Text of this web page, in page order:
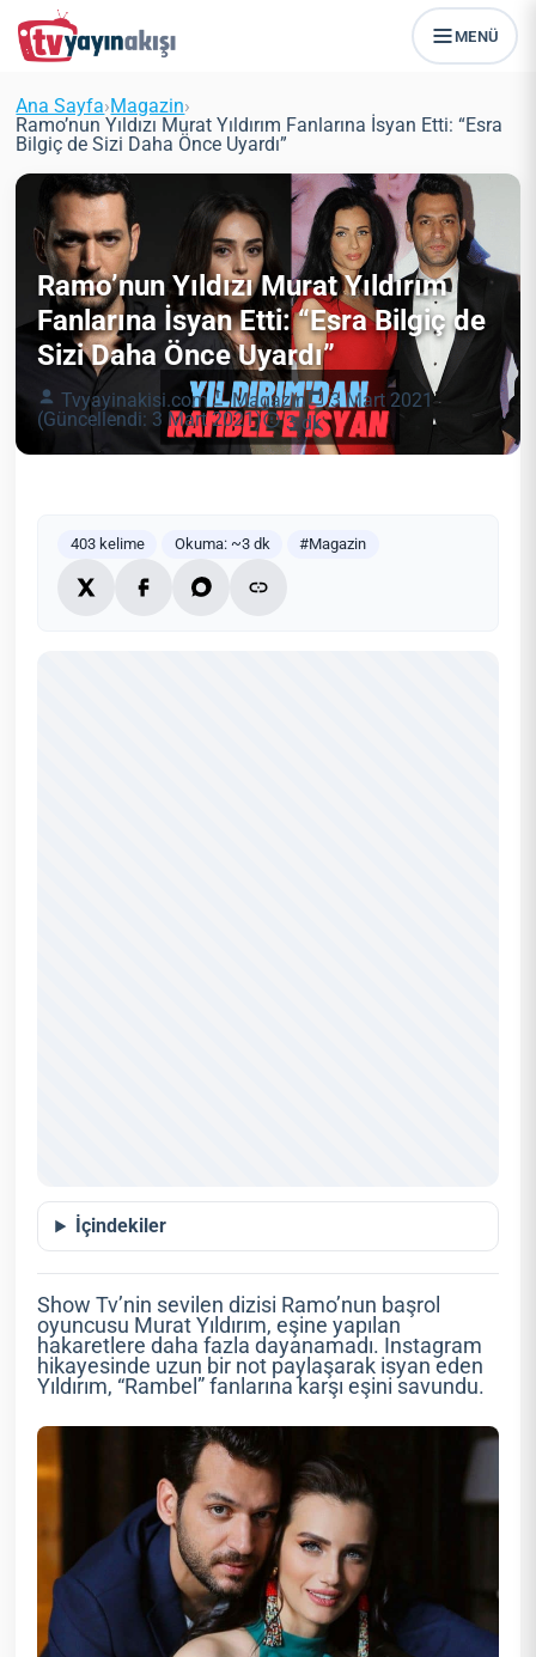
MENÜ
Ana Sayfa›Magazin›
Ramo’nun Yıldızı Murat Yıldırım Fanlarına İsyan Etti: “Esra
Bilgiç de Sizi Daha Önce Uyardı”
Ramo’nun Yıldızı Murat Yıldırım
Fanlarına İsyan Etti: “Esra Bilgiç de
Sizi Daha Önce Uyardı”
Tvyayinakisi.com Magazin
3 Mart 2021
(Güncellendi: 3 Mart 2021)
3 dk
403 kelime Okuma: ~3 dk #Magazin
İçindekiler
Show Tv’nin sevilen dizisi Ramo’nun başrol
oyuncusu Murat Yıldırım, eşine yapılan
hakaretlere daha fazla dayanamadı. Instagram
hikayesinde uzun bir not paylaşarak isyan eden
Yıldırım, “Rambel” fanlarına karşı eşini savundu.